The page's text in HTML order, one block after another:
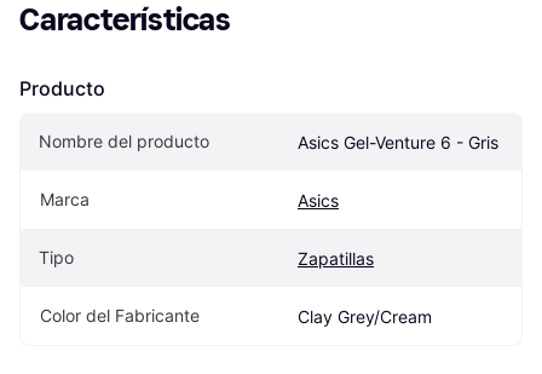
Características
Producto
Nombre del producto Asics Gel-Venture 6 - Gris
Marca Asics
Tipo Zapatillas
Color del Fabricante Clay Grey/Cream